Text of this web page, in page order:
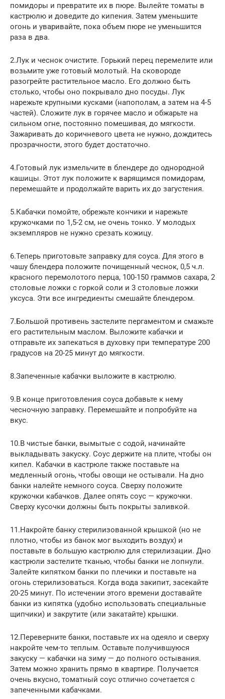
помидоры и превратите их в пюре. Вылейте томаты в
кастрюлю и доведите до кипения. Затем уменьшите
огонь и уваривайте, пока объем пюре не уменьшится
раза в два.
2.Лук и чеснок очистите. Горький перец перемелите или
возьмите уже готовый молотый. На сковороде
разогрейте растительное масло. Его должно быть
столько, чтобы оно покрывало дно посуды. Лук
нарежьте крупными кусками (напополам, а затем на 4-5
частей). Сложите лук в горячее масло и обжарьте на
сильном огне, постоянно помешивая, до мягкости.
Зажаривать до коричневого цвета не нужно, дождитесь
прозрачности, этого будет достаточно.
4.Готовый лук измельчите в блендере до однородной
кашицы. Этот лук положите к варящимся помидорам,
перемешайте и продолжайте варить их до загустения.
5.Кабачки помойте, обрежьте кончики и нарежьте
кружочками по 1,5-2 см, не очень тонко. У молодых
экземпляров не нужно срезать кожицу.
6.Теперь приготовьте заправку для соуса. Для этого в
чашу блендера положите почищенный чеснок, 0,5 ч.л.
красного перемолотого перца, 100-150 граммов сахара, 2
столовые ложки с горкой соли и 3 столовые ложки
уксуса. Эти все ингредиенты смешайте блендером.
7.Большой противень застелите пергаментом и смажьте
его растительным маслом. Выложите кабачки и
отправьте их запекаться в духовку при температуре 200
градусов на 20-25 минут до мягкости.
8.Запеченные кабачки выложите в кастрюлю.
9.В конце приготовления соуса добавьте к нему
чесночную заправку. Перемешайте и попробуйте на
вкус.
10.В чистые банки, вымытые с содой, начинайте
выкладывать закуску. Соус держите на плите, чтобы он
кипел. Кабачки в кастрюле также поставьте на
медленный огонь, чтобы овощи не остывали. На дно
банки налейте немного соуса. Сверху положите
кружочки кабачков. Далее опять соус — кружочки.
Сверху кусочки должны быть покрыты заливкой.
11.Накройте банку стерилизованной крышкой (но не
плотно, чтобы из банок мог выходить воздух) и
поставьте в большую кастрюлю для стерилизации. Дно
кастрюли застелите тканью, чтобы банки не лопнули.
Залейте кипятком банки по плечики и поставьте на
огонь стерилизоваться. Когда вода закипит, засекайте
20-25 минут. По истечении этого времени доставайте
банки из кипятка (удобно использовать специальные
щипчики) и закрутите (или закатайте) крышки.
12.Переверните банки, поставьте их на одеяло и сверху
накройте чем-то теплым. Оставьте получившуюся
закуску — кабачки на зиму — до полного остывания.
Затем можно хранить прямо в квартире. Получается
очень вкусно, томатный соус отлично сочетается с
запеченными кабачками.